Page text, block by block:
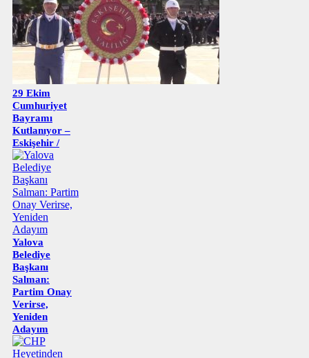
29 Ekim
Cumhuriyet
Bayramı
Kutlanıyor –
Eskişehir /
Yalova
Belediye
Başkanı
Salman:
Partim Onay
Verirse,
Yeniden
Adayım